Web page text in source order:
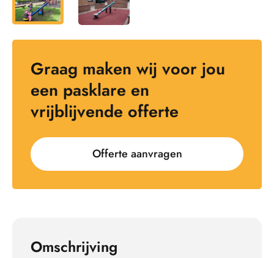
Graag maken wij voor jou
een pasklare en
vrijblijvende offerte
Offerte aanvragen
Omschrijving